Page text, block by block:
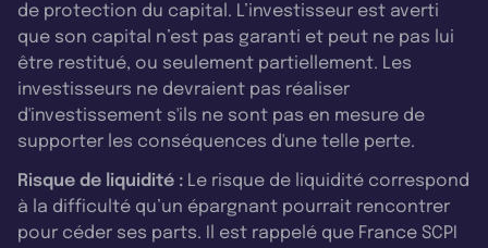
de protection du capital. L’investisseur est averti
que son capital n’est pas garanti et peut ne pas lui
être restitué, ou seulement partiellement. Les
investisseurs ne devraient pas réaliser
d'investissement s'ils ne sont pas en mesure de
supporter les conséquences d'une telle perte.
Risque de liquidité : Le risque de liquidité correspond
à la difficulté qu’un épargnant pourrait rencontrer
pour céder ses parts. Il est rappelé que France SCPI